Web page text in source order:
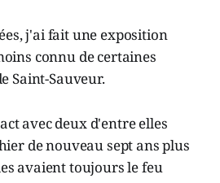
j'ai fait une exposition
connu de certaines
Saint-Sauveur.
avec deux d'entre elles
de nouveau sept ans plus
avaient toujours le feu